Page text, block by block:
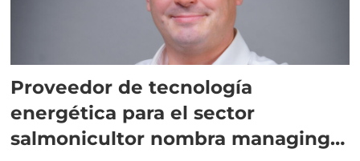
Proveedor de tecnología
energética para el sector
salmonicultor nombra managing